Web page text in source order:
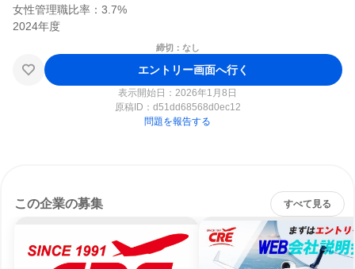
女性管理職比率：3.7%
締切：なし
エントリー画面へ行く
表示開始日：2026年1月8日
原稿ID： d51dd68568d0ec12
問題を報告する
この企業の募集 すべて見る